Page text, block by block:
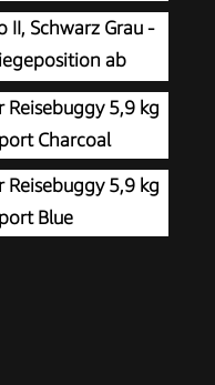
Sportsitz & Auto-
Wickeltasche
R129,
II, Schwarz Grau -
ab
Tablett mit
Verdeck, XL Korb
Reisebuggy 5,9 kg
Charcoal
Reisebuggy 5,9 kg
Blue